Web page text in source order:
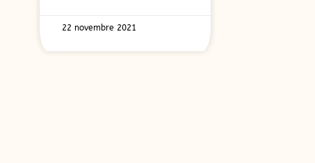
22 novembre 2021